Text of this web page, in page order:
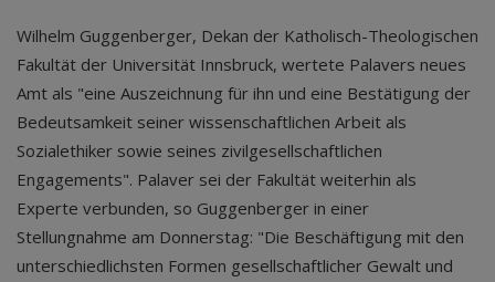
Wilhelm Guggenberger, Dekan der Katholisch-Theologischen
Fakultät der Universität Innsbruck, wertete Palavers neues
Amt als "eine Auszeichnung für ihn und eine Bestätigung der
Bedeutsamkeit seiner wissenschaftlichen Arbeit als
Sozialethiker sowie seines zivilgesellschaftlichen
Engagements". Palaver sei der Fakultät weiterhin als
Experte verbunden, so Guggenberger in einer
Stellungnahme am Donnerstag: "Die Beschäftigung mit den
unterschiedlichsten Formen gesellschaftlicher Gewalt und